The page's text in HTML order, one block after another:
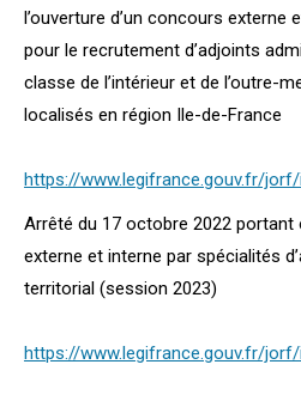
l’ouverture d’un concours externe
pour le recrutement d’adjoints
classe de l’intérieur et de l’outre-
localisés en région Ile-de-France
https://www.legifrance.gouv.fr/jorf/
Arrêté du 17 octobre 2022
externe et interne par spécialités
territorial (session 2023)
https://www.legifrance.gouv.fr/jorf/